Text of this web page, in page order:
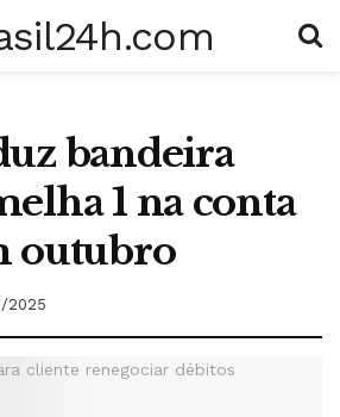
bandeira
1 na conta
outubro
2025